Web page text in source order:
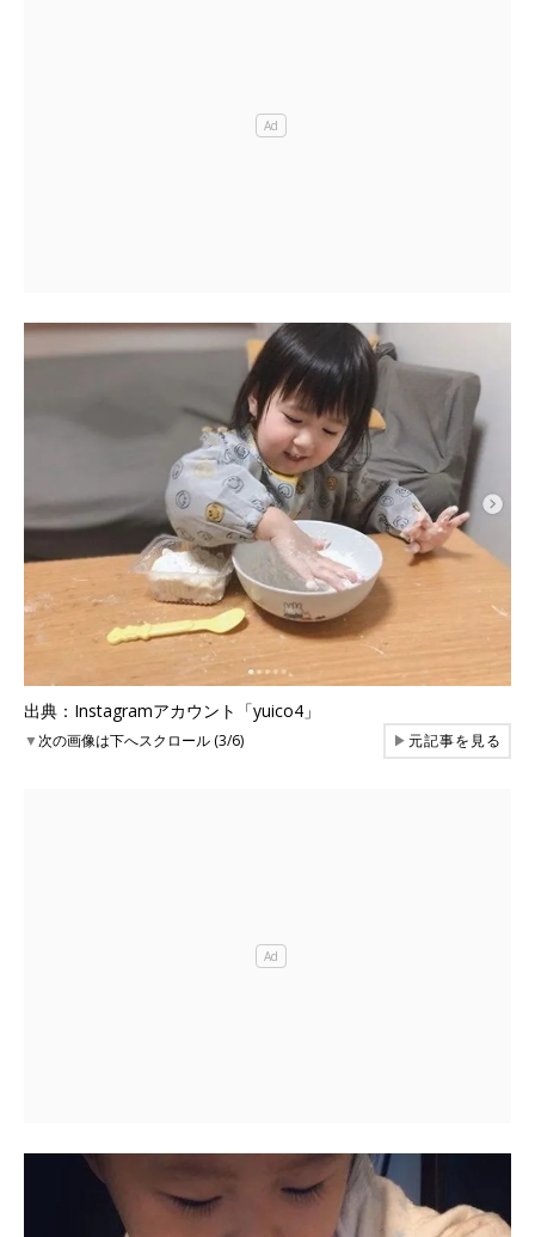
出典：Instagramアカウント「yuico4」
▼次の画像は下へスクロール (3/6) ▶元記事を見る